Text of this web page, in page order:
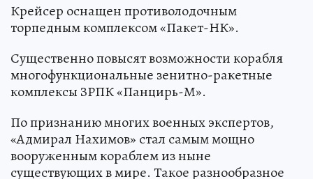
Крейсер оснащен противолодочным
торпедным комплексом «Пакет-НК».
Существенно повысят возможности корабля
многофункциональные зенитно-ракетные
комплексы ЗРПК «Панцирь-М».
По признанию многих военных экспертов,
«Адмирал Нахимов» стал самым мощно
вооруженным кораблем из ныне
существующих в мире. Такое разнообразное